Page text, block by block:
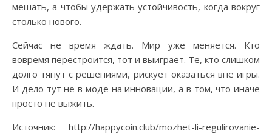
мешать, а чтобы удержать устойчивость, когда вокруг
столько нового.
Сейчас не время ждать. Мир уже меняется. Кто
вовремя перестроится, тот и выиграет. Те, кто слишком
долго тянут с решениями, рискует оказаться вне игры.
И дело тут не в моде на инновации, а в том, что иначе
просто не выжить.
Источник: http://happycoin.club/mozhet-li-regulirovanie-